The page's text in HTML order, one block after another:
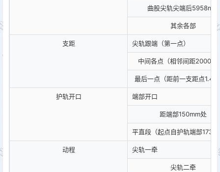
曲股尖轨尖端后5958mm
其余各部
支距 尖轨跟端（第一点）
中间各点（相邻间距
最后一点（距前一支距点
护轨开口 端部开口
距端部150mm处
平直段（起点自护轨端部
动程 尖轨一牵
尖轨二牵